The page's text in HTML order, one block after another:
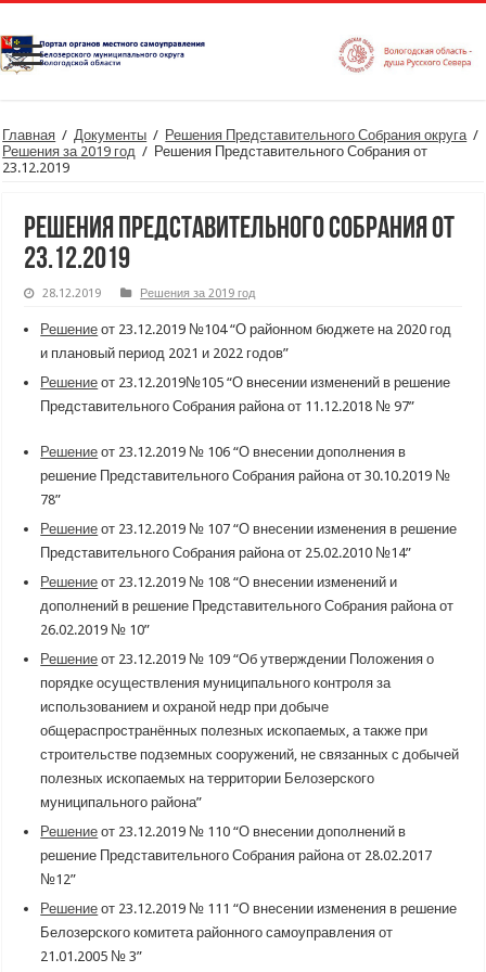
Главная / Документы / Решения Представительного Собрания округа /
Решения за 2019 год / Решения Представительного Собрания от
23.12.2019
Решения Представительного Собрания от
23.12.2019
28.12.2019 Решения за 2019 год
Решение от 23.12.2019 №104 “О районном бюджете на 2020 год
и плановый период 2021 и 2022 годов”
Решение от 23.12.2019№105 “О внесении изменений в решение
Представительного Собрания района от 11.12.2018 № 97”
Решение от 23.12.2019 № 106 “О внесении дополнения в
решение Представительного Собрания района от 30.10.2019 №
78”
Решение от 23.12.2019 № 107 “О внесении изменения в решение
Представительного Собрания района от 25.02.2010 №14”
Решение от 23.12.2019 № 108 “О внесении изменений и
дополнений в решение Представительного Собрания района от
26.02.2019 № 10”
Решение от 23.12.2019 № 109 “Об утверждении Положения о
порядке осуществления муниципального контроля за
использованием и охраной недр при добыче
общераспространённых полезных ископаемых, а также при
строительстве подземных сооружений, не связанных с добычей
полезных ископаемых на территории Белозерского
муниципального района”
Решение от 23.12.2019 № 110 “О внесении дополнений в
решение Представительного Собрания района от 28.02.2017
№12”
Решение от 23.12.2019 № 111 “О внесении изменения в решение
Белозерского комитета районного самоуправления от
21.01.2005 № 3”